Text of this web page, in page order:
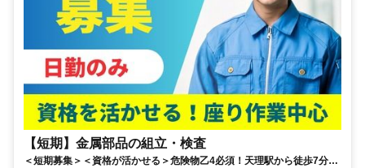
【短期】金属部品の組立・検査
＜短期募集＞＜資格が活かせる＞危険物乙4必須！天理駅から徒歩7分の